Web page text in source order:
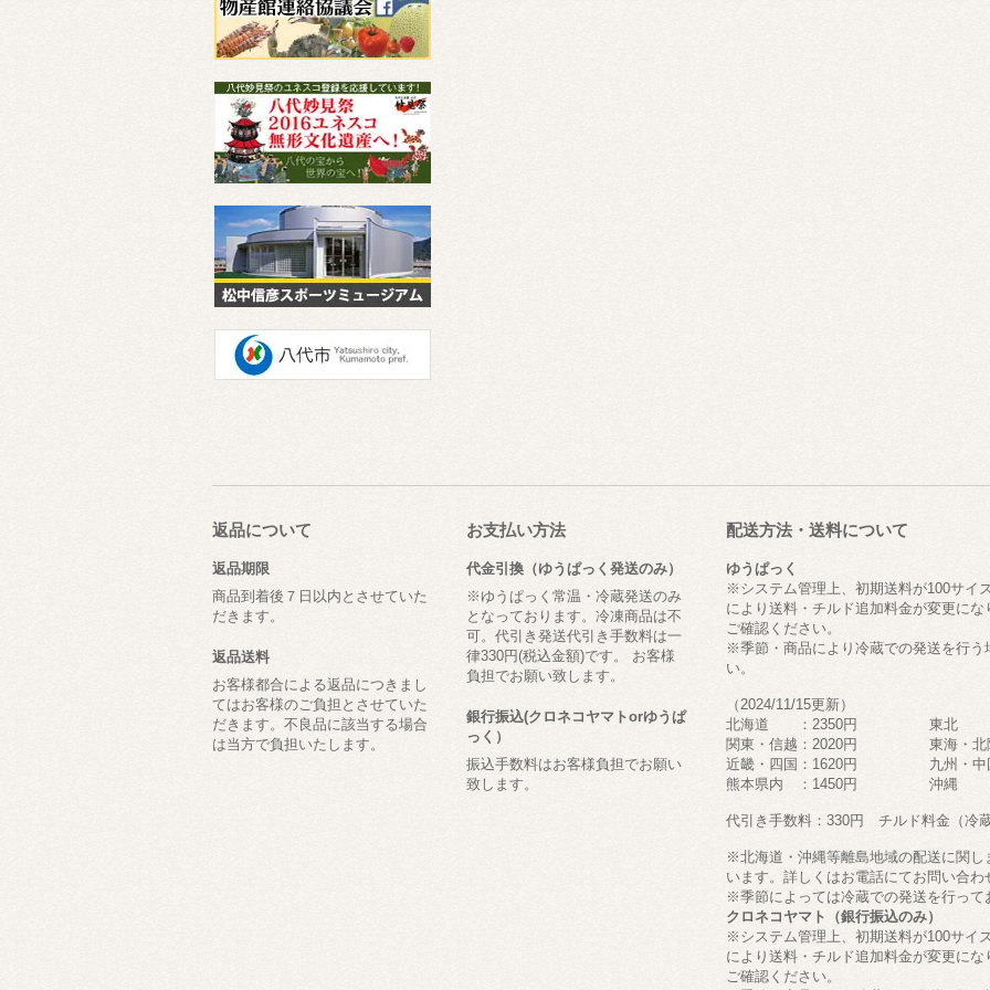
返品について
返品期限
商品到着後７日以内とさせていた
だきます。
返品送料
お客様都合による返品につきまし
てはお客様のご負担とさせていた
だきます。不良品に該当する場合
は当方で負担いたします。
お支払い方法
代金引換（ゆうぱっく発送のみ）
※ゆうぱっく常温・冷蔵発送のみ
となっております。冷凍商品は不
可。代引き発送代引き手数料は一
律330円(税込金額)です。 お客様
負担でお願い致します。
銀行振込(クロネコヤマトorゆうぱ
っく）
振込手数料はお客様負担でお願い
致します。
配送方法・送料について
ゆうぱっく
※システム管理上、初期送料が100サイ
により送料・チルド追加料金が変更に
ご確認ください。
※季節・商品により冷蔵での発送を行
い。
（2024/11/15更新）
北海道 ：2350円 東北
関東・信越：2020円 東海・
近畿・四国：1620円 九州・中
熊本県内 ：1450円 沖縄
代引き手数料：330円 チルド料金（冷
※北海道・沖縄等離島地域の配送に関
います。詳しくはお電話にてお問い合わ
※季節によっては冷蔵での発送を行って
クロネコヤマト（銀行振込のみ）
※システム管理上、初期送料が100サイ
により送料・チルド追加料金が変更に
ご確認ください。